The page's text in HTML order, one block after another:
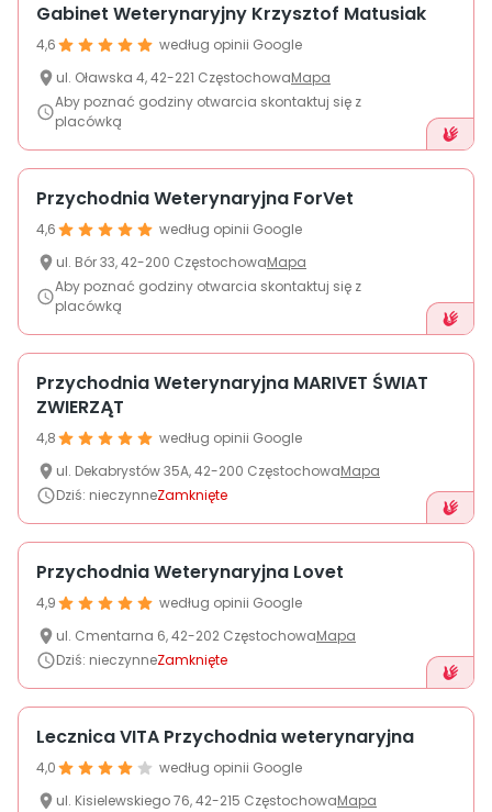
Gabinet Weterynaryjny Krzysztof Matusiak
4,6
według opinii Google
ul. Oławska 4,42-221 CzęstochowaMapa
Aby poznać godziny otwarcia skontaktuj się z
placówką
Przychodnia Weterynaryjna ForVet
4,6
według opinii Google
ul. Bór33,42-200 CzęstochowaMapa
Aby poznać godziny otwarcia skontaktuj się z
placówką
Przychodnia Weterynaryjna MARIVET ŚWIAT
ZWIERZĄT
4,8
według opinii Google
ul. Dekabrystów 35A,42-200 CzęstochowaMapa
Dziś: nieczynneZamknięte
Przychodnia Weterynaryjna Lovet
4,9
według opinii Google
ul. Cmentarna 6,42-202 CzęstochowaMapa
Dziś: nieczynneZamknięte
Lecznica VITA Przychodnia weterynaryjna
4,0
według opinii Google
ul. Kisielewskiego76,42-215 CzęstochowaMapa